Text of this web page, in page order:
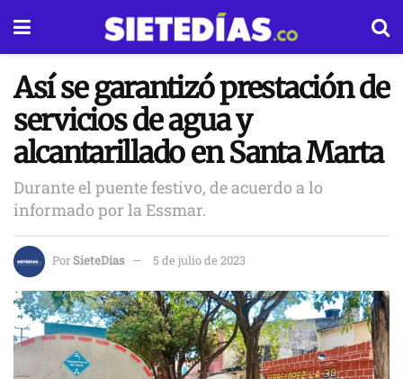
Así se garantizó prestación de
servicios de agua y
alcantarillado en Santa Marta
Durante el puente festivo, de acuerdo a lo
informado por la Essmar.
PorSieteDías 5 de julio de 2023